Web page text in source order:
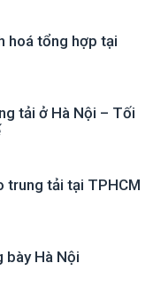
hoá tổng hợp tại
tải ở Hà Nội – Tối
trung tải tại TPHCM
bày Hà Nội